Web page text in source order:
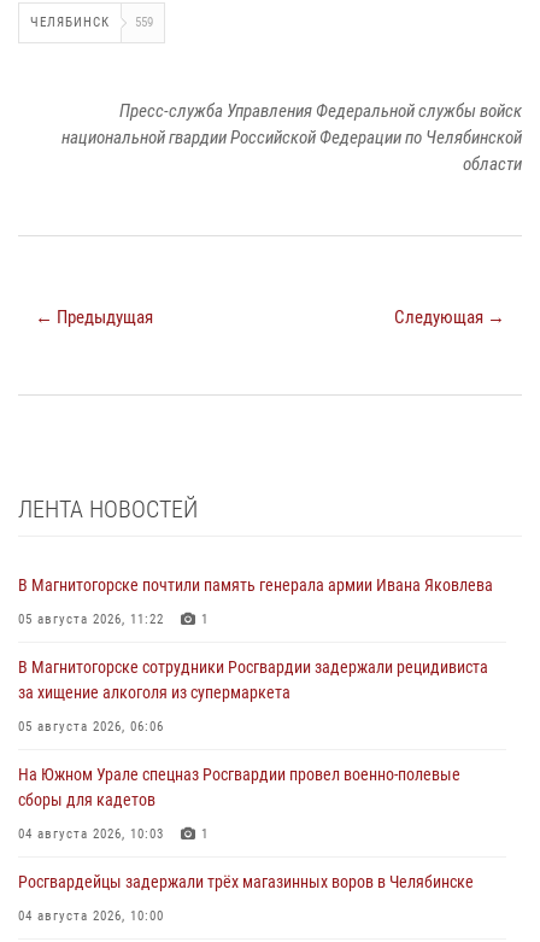
ЧЕЛЯБИНСК 559
Пресс-служба Управления Федеральной службы войск
национальной гвардии Российской Федерации по Челябинской
области
← Предыдущая Следующая →
ЛЕНТА НОВОСТЕЙ
В Магнитогорске почтили память генерала армии Ивана Яковлева
05 августа 2026, 11:22 1
В Магнитогорске сотрудники Росгвардии задержали рецидивиста
за хищение алкоголя из супермаркета
05 августа 2026, 06:06
На Южном Урале спецназ Росгвардии провел военно-полевые
сборы для кадетов
04 августа 2026, 10:03 1
Росгвардейцы задержали трёх магазинных воров в Челябинске
04 августа 2026, 10:00